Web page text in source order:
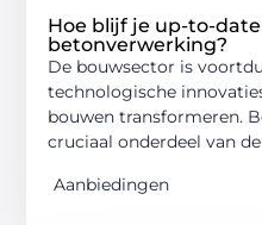
Hoe blijf je up-to-
betonverwerking?
De bouwsector is
technologische
bouwen transformeren.
cruciaal onderdeel van
Aanbiedingen